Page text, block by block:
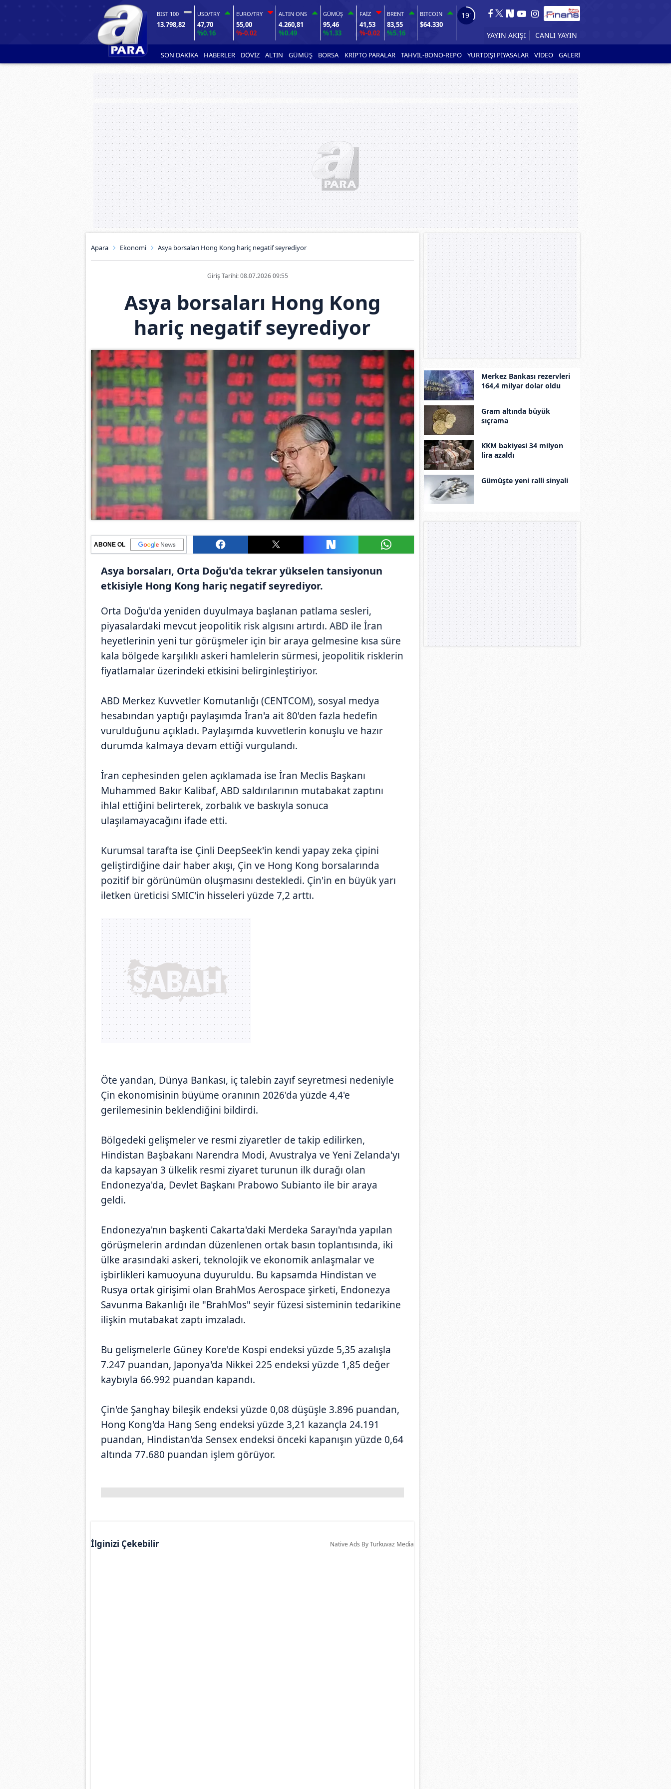
BIST 100
13.798,82
USD/TRY
47,70
%0.16
EURO/TRY
55,00
%-0.02
ALTIN ONS
4.260,81
%0.49
GÜMÜŞ
95,46
%1.33
FAİZ
41,53
%-0.02
BRENT
83,55
%5.16
BITCOIN
$64.330
18'
YAYIN AKIŞI CANLI YAYIN
SON DAKİKA HABERLER DÖVİZ ALTIN GÜMÜŞ BORSA KRİPTO PARALAR TAHVİL-BONO-REPO YURTDIŞI PİYASALAR VİDEO GALERİ
Apara Ekonomi Asya borsaları Hong Kong hariç negatif seyrediyor
Giriş Tarihi: 08.07.2026 09:55
Asya borsaları Hong Kong
hariç negatif seyrediyor
ABONE OL
Asya borsaları, Orta Doğu'da tekrar yükselen tansiyonun
etkisiyle Hong Kong hariç negatif seyrediyor.
Orta Doğu'da yeniden duyulmaya başlanan patlama sesleri,
piyasalardaki mevcut jeopolitik risk algısını artırdı. ABD ile İran
heyetlerinin yeni tur görüşmeler için bir araya gelmesine kısa süre
kala bölgede karşılıklı askeri hamlelerin sürmesi, jeopolitik risklerin
fiyatlamalar üzerindeki etkisini belirginleştiriyor.
ABD Merkez Kuvvetler Komutanlığı (CENTCOM), sosyal medya
hesabından yaptığı paylaşımda İran'a ait 80'den fazla hedefin
vurulduğunu açıkladı. Paylaşımda kuvvetlerin konuşlu ve hazır
durumda kalmaya devam ettiği vurgulandı.
İran cephesinden gelen açıklamada ise İran Meclis Başkanı
Muhammed Bakır Kalibaf, ABD saldırılarının mutabakat zaptını
ihlal ettiğini belirterek, zorbalık ve baskıyla sonuca
ulaşılamayacağını ifade etti.
Kurumsal tarafta ise Çinli DeepSeek'in kendi yapay zeka çipini
geliştirdiğine dair haber akışı, Çin ve Hong Kong borsalarında
pozitif bir görünümün oluşmasını destekledi. Çin'in en büyük yarı
iletken üreticisi SMIC'in hisseleri yüzde 7,2 arttı.
Öte yandan, Dünya Bankası, iç talebin zayıf seyretmesi nedeniyle
Çin ekonomisinin büyüme oranının 2026'da yüzde 4,4'e
gerilemesinin beklendiğini bildirdi.
Bölgedeki gelişmeler ve resmi ziyaretler de takip edilirken,
Hindistan Başbakanı Narendra Modi, Avustralya ve Yeni Zelanda'yı
da kapsayan 3 ülkelik resmi ziyaret turunun ilk durağı olan
Endonezya'da, Devlet Başkanı Prabowo Subianto ile bir araya
geldi.
Endonezya'nın başkenti Cakarta'daki Merdeka Sarayı'nda yapılan
görüşmelerin ardından düzenlenen ortak basın toplantısında, iki
ülke arasındaki askeri, teknolojik ve ekonomik anlaşmalar ve
işbirlikleri kamuoyuna duyuruldu. Bu kapsamda Hindistan ve
Rusya ortak girişimi olan BrahMos Aerospace şirketi, Endonezya
Savunma Bakanlığı ile "BrahMos" seyir füzesi sisteminin tedarikine
ilişkin mutabakat zaptı imzaladı.
Bu gelişmelerle Güney Kore'de Kospi endeksi yüzde 5,35 azalışla
7.247 puandan, Japonya'da Nikkei 225 endeksi yüzde 1,85 değer
kaybıyla 66.992 puandan kapandı.
Çin'de Şanghay bileşik endeksi yüzde 0,08 düşüşle 3.896 puandan,
Hong Kong'da Hang Seng endeksi yüzde 3,21 kazançla 24.191
puandan, Hindistan'da Sensex endeksi önceki kapanışın yüzde 0,64
altında 77.680 puandan işlem görüyor.
İlginizi Çekebilir Native Ads By Turkuvaz Media
Merkez Bankası rezervleri
164,4 milyar dolar oldu
Gram altında büyük
sıçrama
KKM bakiyesi 34 milyon
lira azaldı
Gümüşte yeni ralli sinyali